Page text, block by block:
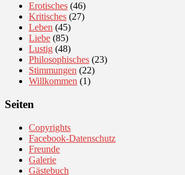
Erotisches (46)
Kritisches (27)
Leben (45)
Liebe (85)
Lustig (48)
Philosophisches (23)
Stimmungen (22)
Willkommen (1)
Seiten
Copyrights
Facebook-Datenschutz
Freunde
Galerie
Gästebuch